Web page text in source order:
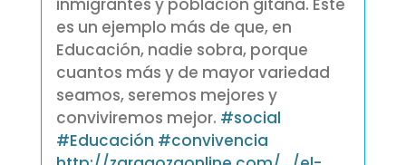
inmigrantes y población gitana. Este
es un ejemplo más de que, en
Educación, nadie sobra, porque
cuantos más y de mayor variedad
seamos, seremos mejores y
conviviremos mejor. #social
#Educación #convivencia